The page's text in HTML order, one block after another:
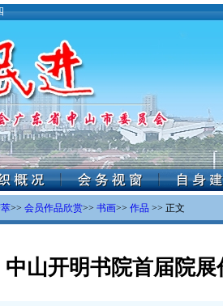
>> 会员作品欣赏>> 书画>> 作品 >> 正文
中山开明书院首届院展